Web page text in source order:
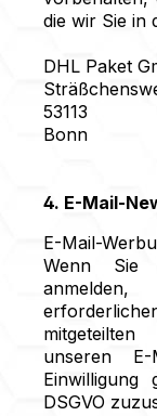
die wir Sie in
DHL Paket
53113
Bonn
4. E-Mail-
E-Mail-
Wenn Sie
unseren E-
DSGVO